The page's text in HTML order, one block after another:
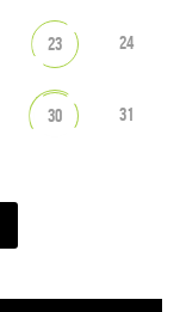
23 24
30 31